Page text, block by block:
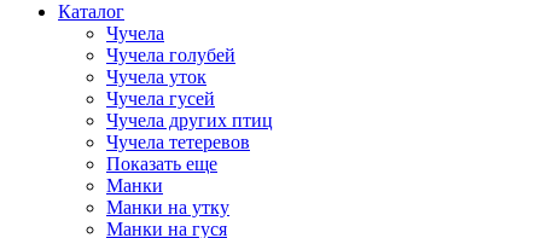
Каталог
Чучела
Чучела голубей
Чучела уток
Чучела гусей
Чучела других птиц
Чучела тетеревов
Показать еще
Манки
Манки на утку
Манки на гуся